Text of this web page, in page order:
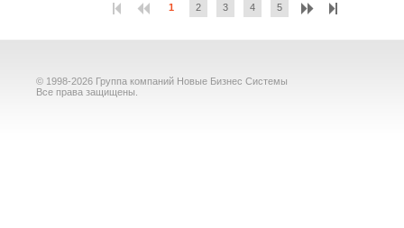
1 2 3 4 5
© 1998-2026 Группа компаний Новые Бизнес Системы
Все права защищены.